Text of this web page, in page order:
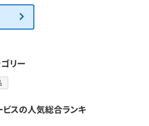
リー
ビスの人気総合ランキ